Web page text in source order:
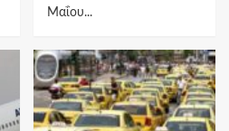
Μαΐου...